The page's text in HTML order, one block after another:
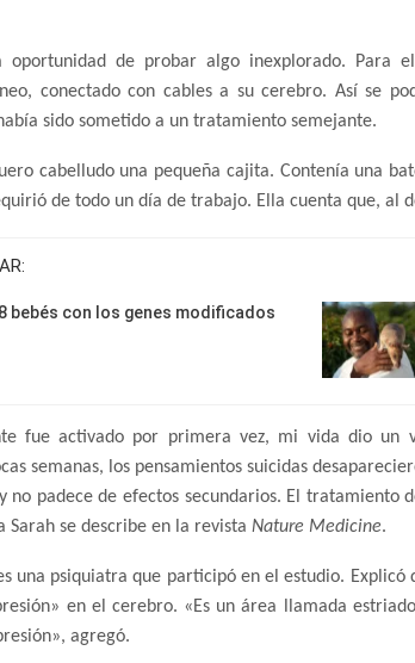
oportunidad de probar algo inexplorado. Para
conectado con cables a su cerebro. Así se
sido sometido a un tratamiento semejante.
cabelludo una pequeña cajita. Contenía una
de todo un día de trabajo. Ella cuenta que, al
bebés con los genes modificados
fue activado por primera vez, mi vida dio un
semanas, los pensamientos suicidas
no padece de efectos secundarios. El
Sarah se describe en la revista Nature Medicine.
una psiquiatra que participó en el estudio.
en el cerebro. «Es un área llamada
agregó.